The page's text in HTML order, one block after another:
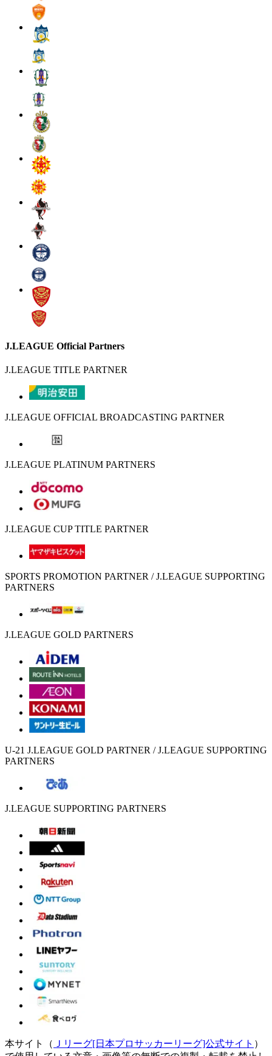
J.LEAGUE Official Partners
J.LEAGUE TITLE PARTNER
J.LEAGUE OFFICIAL BROADCASTING PARTNER
J.LEAGUE PLATINUM PARTNERS
J.LEAGUE CUP TITLE PARTNER
SPORTS PROMOTION PARTNER / J.LEAGUE SUPPORTING
PARTNERS
J.LEAGUE GOLD PARTNERS
U-21 J.LEAGUE GOLD PARTNER / J.LEAGUE SUPPORTING
PARTNERS
J.LEAGUE SUPPORTING PARTNERS
本サイト（ Ｊリーグ[日本プロサッカーリーグ]公式サイト ）